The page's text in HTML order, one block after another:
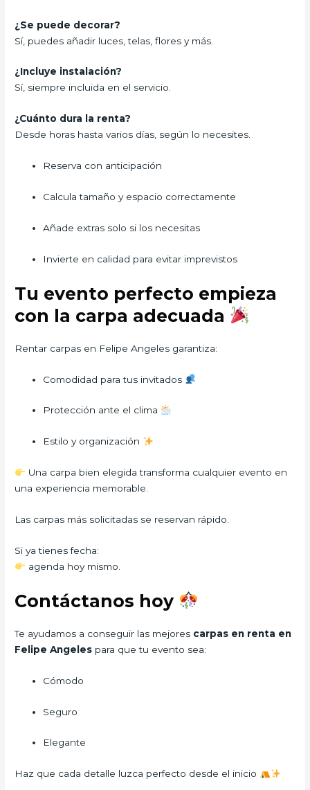
¿Se puede decorar?
Sí, puedes añadir luces, telas, flores y más.
¿Incluye instalación?
Sí, siempre incluida en el servicio.
¿Cuánto dura la renta?
Desde horas hasta varios días, según lo necesites.
Reserva con anticipación
Calcula tamaño y espacio correctamente
Añade extras solo si los necesitas
Invierte en calidad para evitar imprevistos
Tu evento perfecto empieza
con la carpa adecuada
Rentar carpas en Felipe Angeles garantiza:
Comodidad para tus invitados
Protección ante el clima
Estilo y organización
Una carpa bien elegida transforma cualquier evento en
una experiencia memorable.
Las carpas más solicitadas se reservan rápido.
Si ya tienes fecha:
agenda hoy mismo.
Contáctanos hoy
Te ayudamos a conseguir las mejores carpas en renta en
Felipe Angeles para que tu evento sea:
Cómodo
Seguro
Elegante
Haz que cada detalle luzca perfecto desde el inicio